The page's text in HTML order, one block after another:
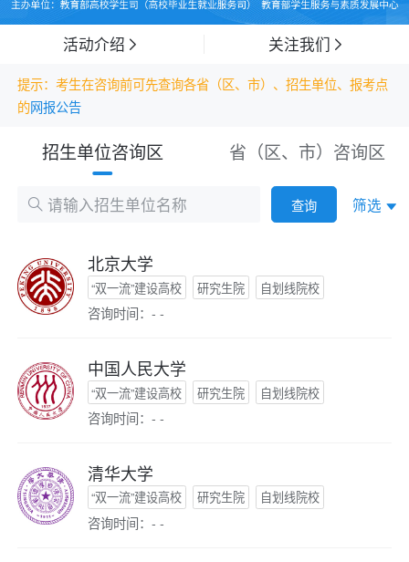
活动介绍 关注我们
提示：考生在咨询前可先查询各省（区、市）、招生单位、报考点
的网报公告
招生单位咨询区 省（区、市）咨询区
查询 筛选
北京大学
“双一流”建设高校 研究生院 自划线院校
咨询时间：- -
中国人民大学
“双一流”建设高校 研究生院 自划线院校
咨询时间：- -
清华大学
“双一流”建设高校 研究生院 自划线院校
咨询时间：- -